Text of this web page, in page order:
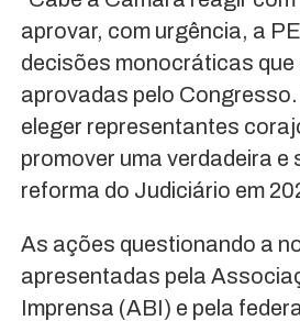
aprovar, com urgência, a
decisões monocráticas que
aprovadas pelo
eleger representantes
promover uma verdadeira e
reforma do Judiciário em
As ações questionando a
apresentadas pela
Imprensa (ABI) e pela